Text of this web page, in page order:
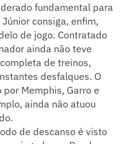
fundamental para
consiga, enfim,
de jogo. Contratado
ainda não teve
de treinos,
desfalques. O
Memphis, Garro e
ainda não atuou
de descanso é visto